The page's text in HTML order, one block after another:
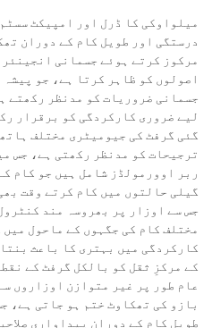
میلواوکی کا ڈرل اور امپیکٹ
درستگی اور طویل کام کے دوران
مرکوز کرتے ہوئے جسمانی
اصولوں کو ظاہر کرتا ہے، جو
جسمانی ضروریات کو مدنظر رکھتے
لیے ضروری کارکردگی کو برقرار
گئی گرفٹ کی جیومیٹری مختلف
ترجیحات کو مدنظر رکھتی ہے، جس
ربر اوورمولڈز شامل ہیں جو کام
گیلی حالتوں میں کام کرتے وقت
جس سے اوزار پر بھروسہ مند
مختلف کام کی جگہوں کے ماحول
کارکردگی میں بہتری کا باعث
کے مرکزِ ثقل کو بالکل گرفٹ کے
عام طور پر غیر متوازن اوزاروں
بازو کی تھکاوٹ ختم ہو جاتی ہے،
طویل کام کے دوران پیداواری